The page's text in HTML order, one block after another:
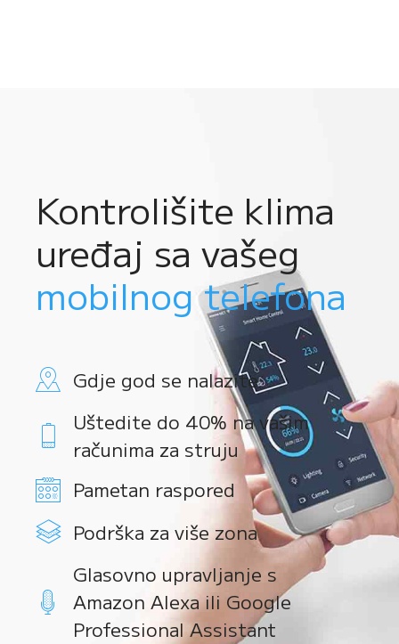
Kontrolišite klima
uređaj sa vašeg
mobilnog telefona
Gdje god se nalazite
Uštedite do 40% na vašim
računima za struju
Pametan raspored
Podrška za više zona
Glasovno upravljanje s
Amazon Alexa ili Google
Professional Assistant